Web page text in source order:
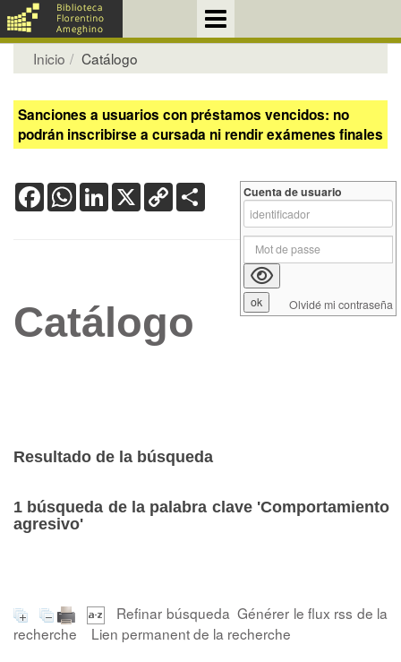
Inicio Catálogo
Sanciones a usuarios con préstamos vencidos: no
podrán inscribirse a cursada ni rendir exámenes finales
FacebookWhatsApp
LinkedIn
X Copy
Link
Catálogo
Resultado de la búsqueda
1 búsqueda de la palabra clave 'Comportamiento
agresivo'
Refinar búsqueda Générer le flux rss de la
recherche
Lien permanent de la recherche
Cuenta de usuario
Olvidé mi contraseña